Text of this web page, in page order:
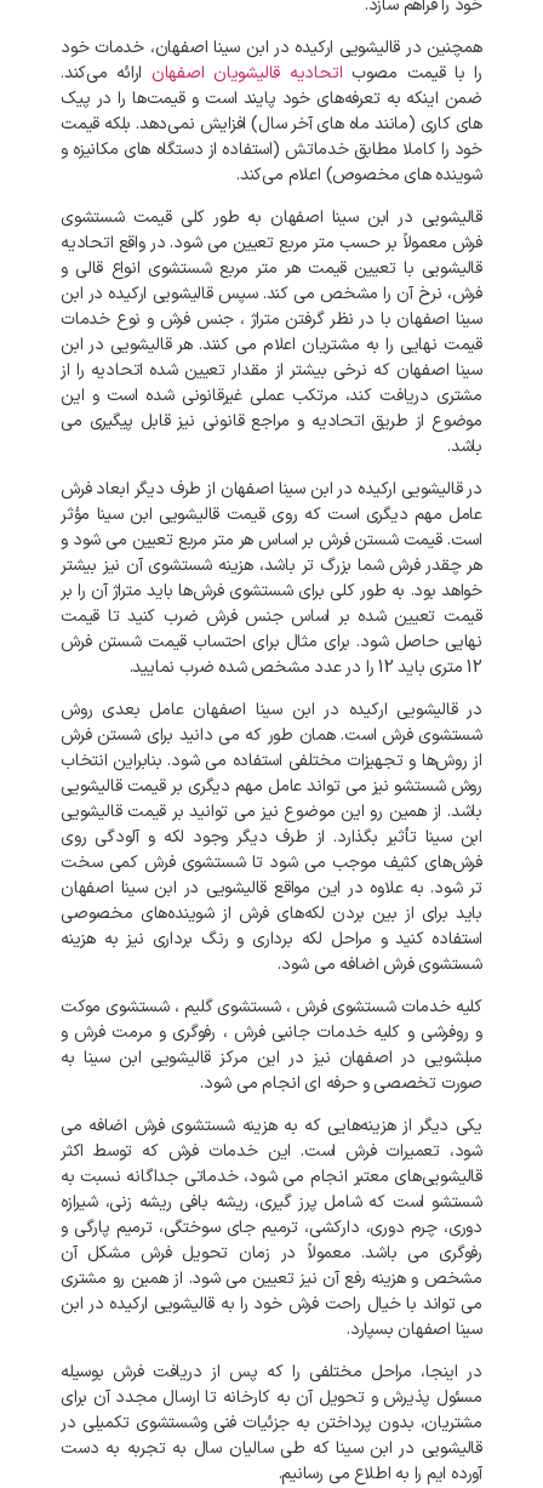
خود را فراهم سازد.
همچنین در قالیشویی ارکیده در ابن سینا اصفهان، خدمات خود
را با قیمت مصوب اتحادیه قالیشویان اصفهان ارائه می‌کند.
ضمن اینکه به تعرفه‌های خود پایند است و قیمت‌ها را در پیک‌
های کاری (مانند ماه‌ های آخر سال) افزایش نمی‌دهد. بلکه قیمت
خود را کاملا مطابق خدماتش (استفاده از دستگاه های مکانیزه و
شوینده‌ های مخصوص) اعلام می‌کند.
قالیشویی در ابن سینا اصفهان به طور کلی قیمت شستشوی
فرش معمولاً بر حسب متر مربع تعیین می شود. در واقع اتحادیه
قالیشویی با تعیین قیمت هر متر مربع شستشوی انواع قالی و
فرش، نرخ آن را مشخص می کند. سپس قالیشویی ارکیده در ابن
سینا اصفهان با در نظر گرفتن متراژ ، جنس فرش و نوع خدمات
قیمت نهایی را به مشتریان اعلام می کنند. هر قالیشویی در ابن
سینا اصفهان که نرخی بیشتر از مقدار تعیین شده اتحادیه را از
مشتری دریافت کند، مرتکب عملی غیرقانونی شده است و این
موضوع از طریق اتحادیه و مراجع قانونی نیز قابل پیگیری می
باشد.
در قالیشویی ارکیده در ابن سینا اصفهان از طرف دیگر ابعاد فرش
عامل مهم دیگری است که روی قیمت قالیشویی ابن سینا مؤثر
است. قیمت شستن فرش بر اساس هر متر مربع تعیین می شود و
هر چقدر فرش شما بزرگ تر باشد، هزینه شستشوی آن نیز بیشتر
خواهد بود. به طور کلی برای شستشوی فرش‌ها باید متراژ آن را بر
قیمت تعیین شده بر اساس جنس فرش ضرب کنید تا قیمت
نهایی حاصل شود. برای مثال برای احتساب قیمت شستن فرش
12 متری باید 12 را در عدد مشخص شده ضرب نمایید.
در قالیشویی ارکیده در ابن سینا اصفهان عامل بعدی روش
شستشوی فرش است. همان طور که می دانید برای شستن فرش
از روش‌ها و تجهیزات مختلفی استفاده می شود. بنابراین انتخاب
روش شستشو نیز می تواند عامل مهم دیگری بر قیمت قالیشویی
باشد. از همین رو این موضوع نیز می توانید بر قیمت قالیشویی
ابن سینا تأثیر بگذارد. از طرف دیگر وجود لکه و آلودگی روی
فرش‌های کثیف موجب می شود تا شستشوی فرش کمی سخت
تر شود. به علاوه در این مواقع قالیشویی در ابن سینا اصفهان
باید برای از بین بردن لکه‌های فرش از شوینده‌های مخصوصی
استفاده کنید و مراحل لکه برداری و رنگ برداری نیز به هزینه
شستشوی فرش اضافه می شود.
کلیه خدمات شستشوی فرش ، شستشوی گلیم ، شستشوی موکت
و روفرشی و کلیه خدمات جانبی فرش ، رفوگری و مرمت فرش و
مبلشویی در اصفهان نیز در این مرکز قالیشویی ابن سینا به
صورت تخصصی و حرفه ای انجام می شود.
یکی دیگر از هزینه‌هایی که به هزینه شستشوی فرش اضافه می
شود، تعمیرات فرش است. این خدمات فرش که توسط اکثر
قالیشویی‌های معتبر انجام می شود، خدماتی جداگانه نسبت به
شستشو است که شامل پرز گیری، ریشه بافی ریشه زنی، شیرازه
دوری، چرم دوری، دارکشی، ترمیم جای سوختگی، ترمیم پارگی و
رفوگری می باشد. معمولاً در زمان تحویل فرش مشکل آن
مشخص و هزینه رفع آن نیز تعیین می شود. از همین رو مشتری
می تواند با خیال راحت فرش خود را به قالیشویی ارکیده در ابن
سینا اصفهان بسپارد.
در اینجا، مراحل مختلفی را که پس از دریافت فرش بوسیله
مسئول پذیرش و تحویل آن به کارخانه تا ارسال مجدد آن برای
مشتریان، بدون پرداختن به جزئیات فنی وشستشوی تکمیلی در
قالیشویی در ابن سینا که طی سالیان سال به تجربه به دست
آورده ایم را به اطلاع می رسانیم.